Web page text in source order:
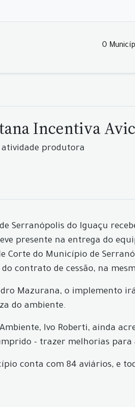
O
Incentiva
produtora
Serranópolis do Iguaçu
presente na entrega do
Corte do Município de
contrato de cessão, na
Mazurana, o
do ambiente.
Ivo Roberti, ainda
- trazer melhorias
conta com 84 aviários, e